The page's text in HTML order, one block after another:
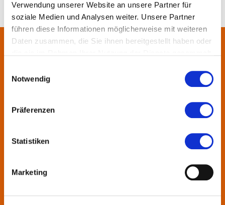
Verwendung unserer Website an unsere Partner für
soziale Medien und Analysen weiter. Unsere Partner
führen diese Informationen möglicherweise mit weiteren
Daten zusammen, die Sie ihnen bereitgestellt haben oder
Notwendig
Präferenzen
Statistiken
Marketing
In der Metropolregion FrankfurtRheinMain haben sich rund 50
KulturRegion zusammen-geschlossen. Über die Ländergrenzen
hinweg vernetzt die gemeinnützige Gesellschaft seit 2005 die
interkommunale Zusammenarbeit. Gemeinsam mit ihren
wechselnden Themen.
Kontakt